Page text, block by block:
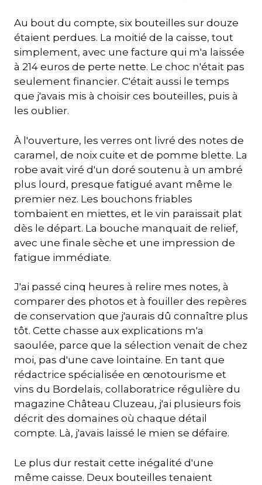
Au bout du compte, six bouteilles sur douze
étaient perdues. La moitié de la caisse, tout
simplement, avec une facture qui m'a laissée
à 214 euros de perte nette. Le choc n'était pas
seulement financier. C'était aussi le temps
que j'avais mis à choisir ces bouteilles, puis à
les oublier.
À l'ouverture, les verres ont livré des notes de
caramel, de noix cuite et de pomme blette. La
robe avait viré d'un doré soutenu à un ambré
plus lourd, presque fatigué avant même le
premier nez. Les bouchons friables
tombaient en miettes, et le vin paraissait plat
dès le départ. La bouche manquait de relief,
avec une finale sèche et une impression de
fatigue immédiate.
J'ai passé cinq heures à relire mes notes, à
comparer des photos et à fouiller des repères
de conservation que j'aurais dû connaître plus
tôt. Cette chasse aux explications m'a
saoulée, parce que la sélection venait de chez
moi, pas d'une cave lointaine. En tant que
rédactrice spécialisée en œnotourisme et
vins du Bordelais, collaboratrice régulière du
magazine Château Cluzeau, j'ai plusieurs fois
décrit des domaines où chaque détail
compte. Là, j'avais laissé le mien se défaire.
Le plus dur restait cette inégalité d'une
même caisse. Deux bouteilles tenaient